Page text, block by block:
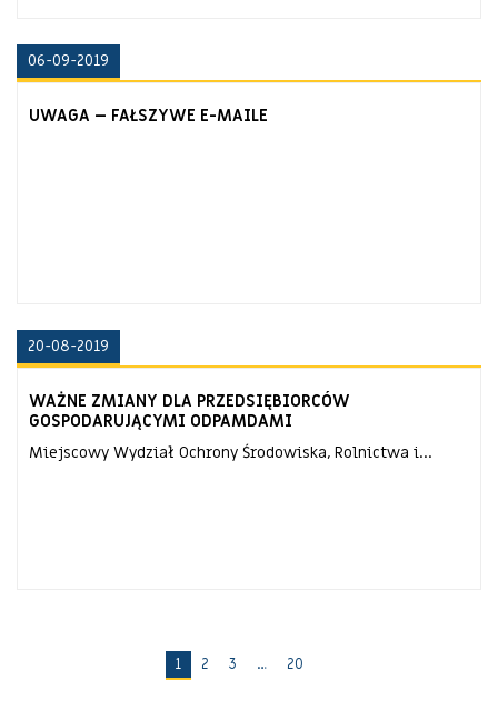
06-09-2019
UWAGA – FAŁSZYWE E-MAILE
20-08-2019
WAŻNE ZMIANY DLA PRZEDSIĘBIORCÓW
GOSPODARUJĄCYMI ODPAMDAMI
Miejscowy Wydział Ochrony Środowiska, Rolnictwa i...
1 2 3 … 20